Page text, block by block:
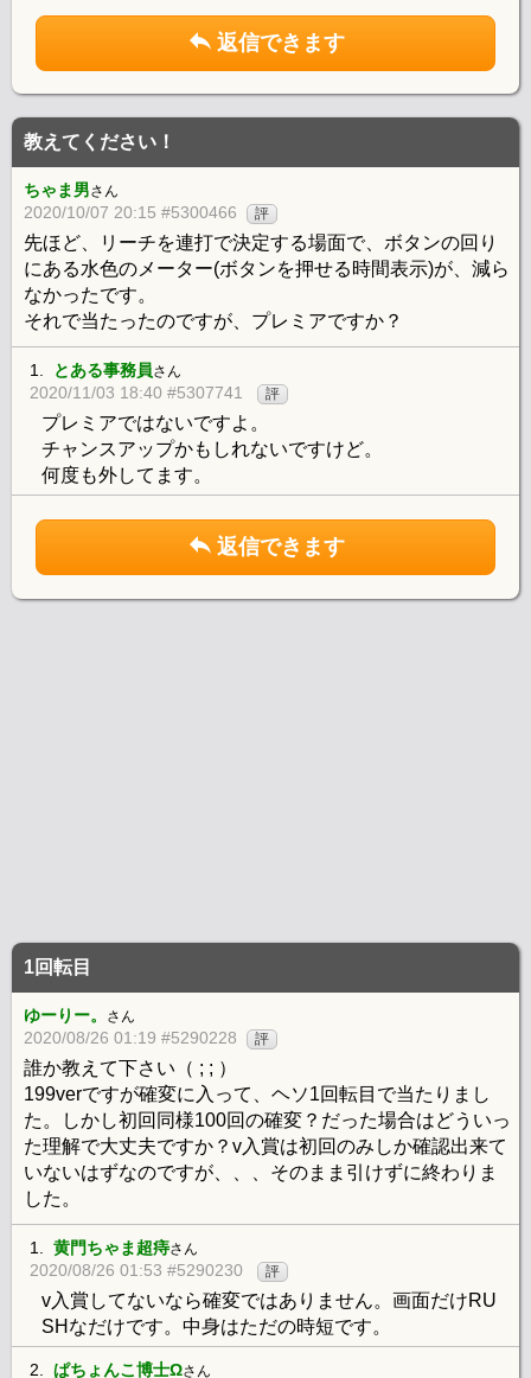
返信できます
教えてください！
ちゃま男さん
2020/10/07 20:15 #5300466 評
先ほど、リーチを連打で決定する場面で、ボタンの回り
にある水色のメーター(ボタンを押せる時間表示)が、減ら
なかったです。
それで当たったのですが、プレミアですか？
1. とある事務員さん
2020/11/03 18:40 #5307741 評
プレミアではないですよ。
チャンスアップかもしれないですけど。
何度も外してます。
返信できます
1回転目
ゆーりー。 さん
2020/08/26 01:19 #5290228 評
誰か教えて下さい（ ; ; ）
199verですが確変に入って、ヘソ1回転目で当たりまし
た。しかし初回同様100回の確変？だった場合はどういっ
た理解で大丈夫ですか？v入賞は初回のみしか確認出来て
いないはずなのですが、、、そのまま引けずに終わりま
した。
1. 黄門ちゃま超痔さん
2020/08/26 01:53 #5290230 評
v入賞してないなら確変ではありません。画面だけRU
SHなだけです。中身はただの時短です。
2. ぱちょんこ博士Ωさん